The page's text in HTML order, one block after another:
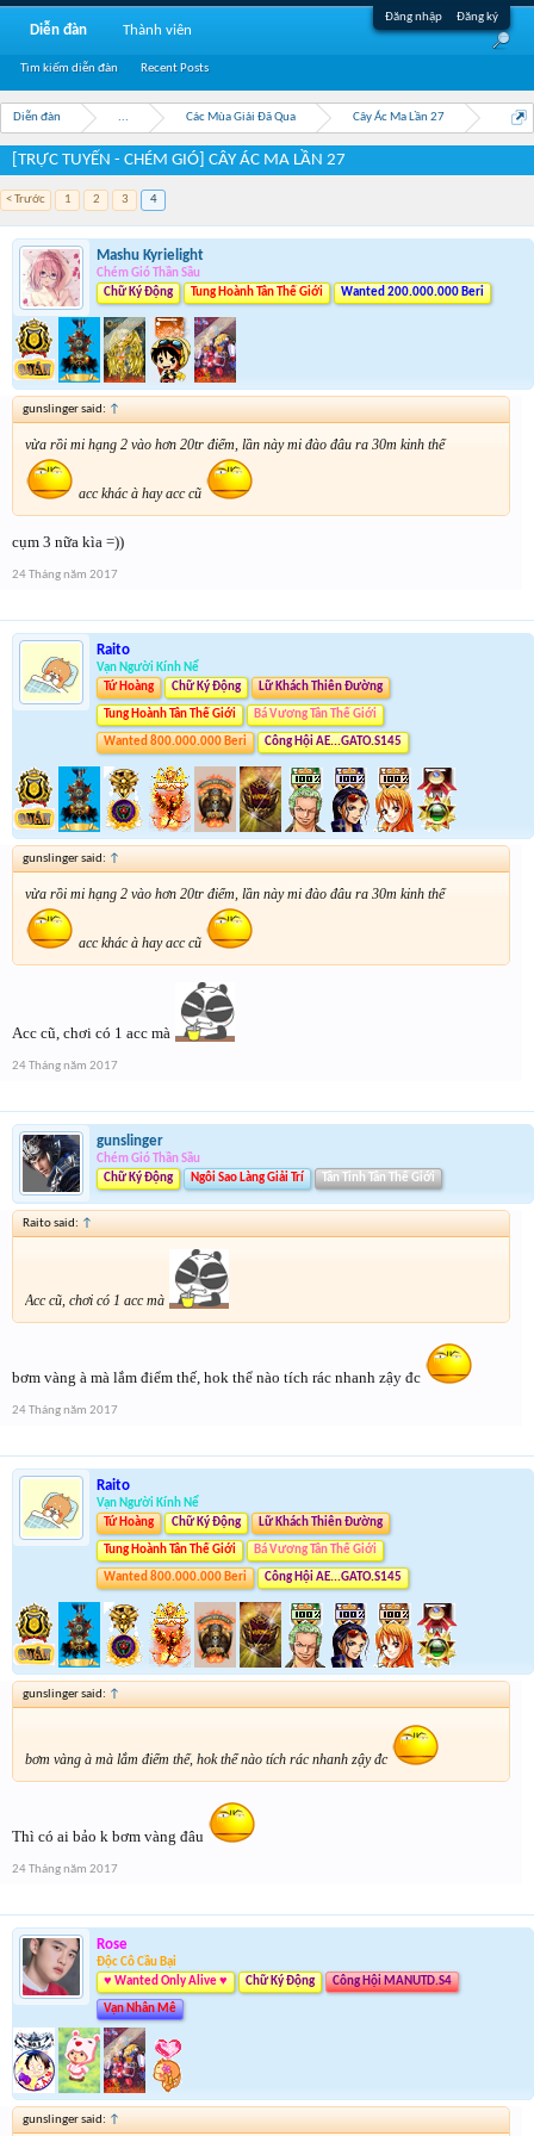
Đăng nhập Đăng ký
Diễn đàn ... Các Mùa Giải Đã Qua Cây Ác Ma Lần 27
[TRỰC TUYẾN - CHÉM GIÓ] CÂY ÁC MA LẦN 27
< Trước 1 2 3 4
Mashu Kyrielight
Chém Gió Thần Sầu
Chữ Ký Động
Tung Hoành Tân Thế Giới Wanted 200.000.000 Beri
gunslinger said: ↑
vừa rồi mi hạng 2 vào hơn 20tr điểm, lần này mi đào đâu ra 30m kinh thế
acc khác à hay acc cũ
cụm 3 nữa kìa =))
24 Tháng năm 2017
Raito
Vạn Người Kính Nể
Tứ Hoàng
Chữ Ký Động Lữ Khách Thiên Đường
Tung Hoành Tân Thế Giới Bá Vương Tân Thế Giới
Wanted 800.000.000 Beri Công Hội AE...GATO.S145
gunslinger said: ↑
vừa rồi mi hạng 2 vào hơn 20tr điểm, lần này mi đào đâu ra 30m kinh thế
acc khác à hay acc cũ
Acc cũ, chơi có 1 acc mà
24 Tháng năm 2017
gunslinger
Chém Gió Thần Sầu
Chữ Ký Động
Ngôi Sao Làng Giải Trí Tân Tinh Tân Thế Giới
Raito said: ↑
Acc cũ, chơi có 1 acc mà
bơm vàng à mà lắm điểm thế, hok thể nào tích rác nhanh zậy đc
24 Tháng năm 2017
Raito
Vạn Người Kính Nể
Tứ Hoàng
Chữ Ký Động Lữ Khách Thiên Đường
Tung Hoành Tân Thế Giới Bá Vương Tân Thế Giới
Wanted 800.000.000 Beri Công Hội AE...GATO.S145
gunslinger said: ↑
bơm vàng à mà lắm điểm thế, hok thể nào tích rác nhanh zậy đc
Thì có ai bảo k bơm vàng đâu
24 Tháng năm 2017
Rose
Độc Cô Cầu Bại
♥ Wanted Only Alive ♥
Chữ Ký Động Công Hội MANUTD.S4
Vạn Nhân Mê
gunslinger said: ↑
Diễn đàn
Tìm kiếm diễn đàn Recent Posts
Thành viên